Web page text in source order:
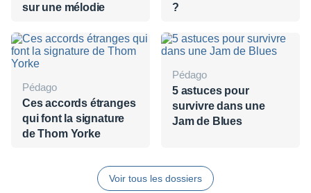
sur une mélodie
?
Pédago
Ces accords étranges
qui font la signature
de Thom Yorke
Pédago
5 astuces pour
survivre dans une
Jam de Blues
Voir tous les dossiers